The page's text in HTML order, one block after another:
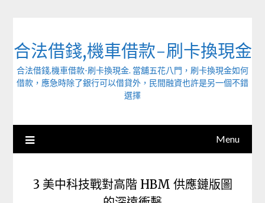
合法借錢,機車借款-刷卡換現金
合法借錢,機車借款-刷卡換現金. 當舖五花八門，刷卡換現金如何
借款，應急時除了銀行可以借貸外，民間融資也許是另一個不錯
選擇
Menu
3 美中科技戰對高階 HBM 供應鏈版圖